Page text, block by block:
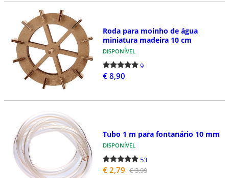
Roda para moinho de água
miniatura madeira 10 cm
DISPONÍVEL
9
€ 8,90
Tubo 1 m para fontanário 10 mm
DISPONÍVEL
53
€ 2,79 € 3,99